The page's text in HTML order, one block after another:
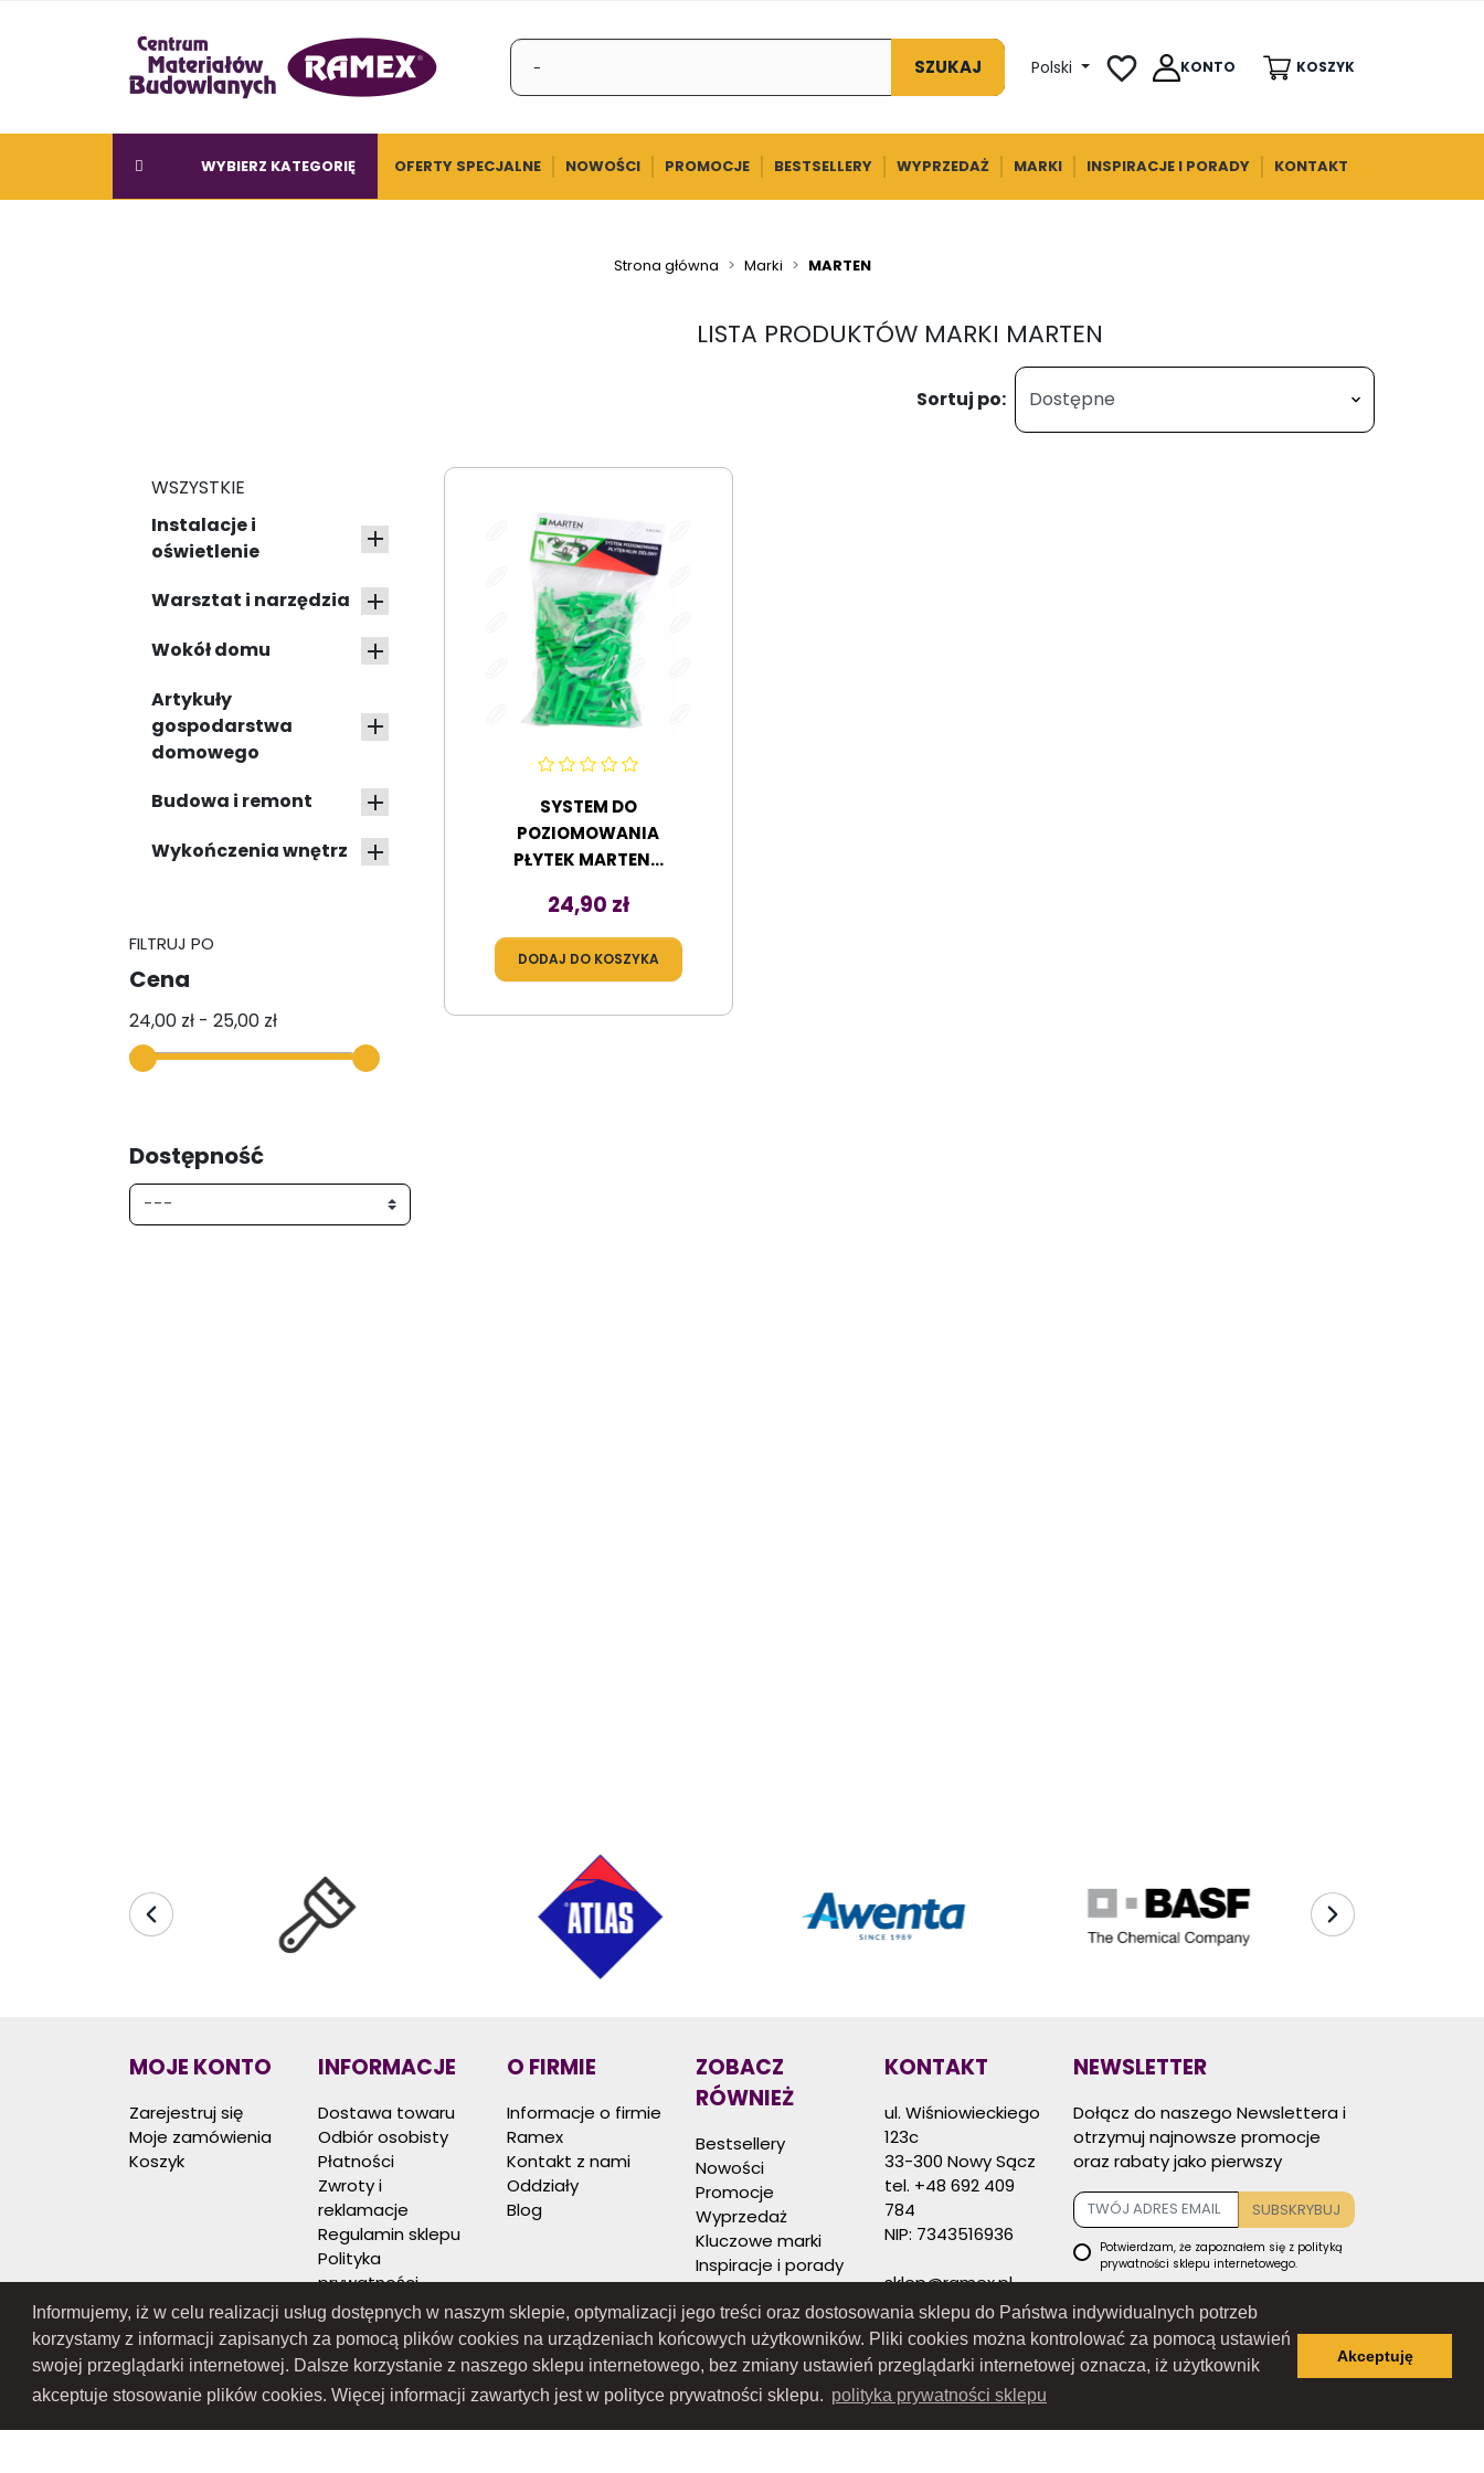
Informujemy, iż w celu realizacji usług dostępnych w naszym sklepie, optymalizacji jego treści oraz dostosowania sklepu do Państwa indywidualnych potrzeb
korzystamy z informacji zapisanych za pomocą plików cookies na urządzeniach końcowych użytkowników. Pliki cookies można kontrolować za pomocą ustawień
swojej przeglądarki internetowej. Dalsze korzystanie z naszego sklepu internetowego, bez zmiany ustawień przeglądarki internetowej oznacza, iż użytkownik
akceptuje stosowanie plików cookies. Więcej informacji zawartych jest w polityce prywatności sklepu. polityka prywatności sklepu
Akceptuję
SZUKAJ Polski favorite_border KONTO KOSZYK
WYBIERZ KATEGORIĘ OFERTY SPECJALNE NOWOŚCI PROMOCJE BESTSELLERY WYPRZEDAŻ MARKI INSPIRACJE I PORADY KONTAKT
Strona główna Marki MARTEN
WSZYSTKIE
Instalacje i
oświetlenie

Warsztat i narzędzia 
Wokół domu 
Artykuły
gospodarstwa
domowego

Budowa i remont 
Wykończenia wnętrz 
FILTRUJ PO
Cena
24,00 zł - 25,00 zł
Dostępność
LISTA PRODUKTÓW MARKI MARTEN
Sortuj po:
SYSTEM DO
POZIOMOWANIA
PŁYTEK MARTEN...
Cena
24,90 zł
DODAJ DO KOSZYKA
MOJE KONTO
Zarejestruj się
Moje zamówienia
Koszyk
INFORMACJE
Dostawa towaru
Odbiór osobisty
Płatności
Zwroty i
reklamacje
Regulamin sklepu
Polityka
prywatności
Mapa strony
O FIRMIE
Informacje o firmie
Ramex
Kontakt z nami
Oddziały
Blog
ZOBACZ
RÓWNIEŻ
Bestsellery
Nowości
Promocje
Wyprzedaż
Kluczowe marki
Inspiracje i porady
KONTAKT
ul. Wiśniowieckiego
123c
33-300 Nowy Sącz
tel. +48 692 409
784
NIP: 7343516936
sklep@ramex.pl
NEWSLETTER
Dołącz do naszego Newslettera i
otrzymuj najnowsze promocje
oraz rabaty jako pierwszy
SUBSKRYBUJ
Potwierdzam, że zapoznałem się z polityką
prywatności sklepu internetowego.
akceptujęregulamin sklepu
Administratorem danych osobowych
zbieranych za pośrednictwem sklepu
internetowego jest Sprzedawca RAMEX